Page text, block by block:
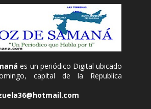
es un periódico Digital ubicado
capital de la Republica